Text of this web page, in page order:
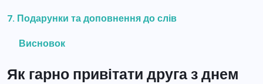
7. Подарунки та доповнення до слів
Висновок
Як гарно привітати друга з днем